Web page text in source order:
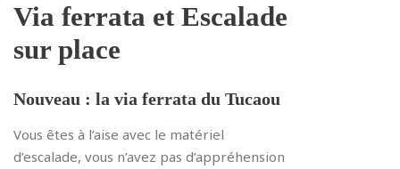
Via ferrata et Escalade
sur place
Nouveau : la via ferrata du Tucaou
Vous êtes à l’aise avec le matériel
d’escalade, vous n’avez pas d’appréhension